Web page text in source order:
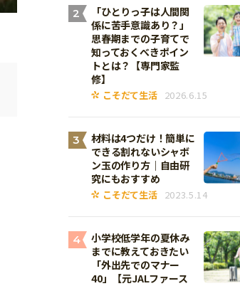
2
「ひとりっ子は人間関
係に苦手意識あり？」
思春期までの子育てで
知っておくべきポイン
トとは？【専門家監
修】
こそだて生活 2026.6.15
3
材料は4つだけ！簡単に
できる割れないシャボ
ン玉の作り方｜自由研
究にもおすすめ
こそだて生活 2023.5.14
4
小学校低学年の夏休み
までに教えておきたい
「外出先でのマナー
40」【元JALファース